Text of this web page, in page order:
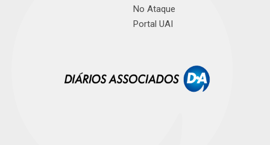
No Ataque
Portal UAI